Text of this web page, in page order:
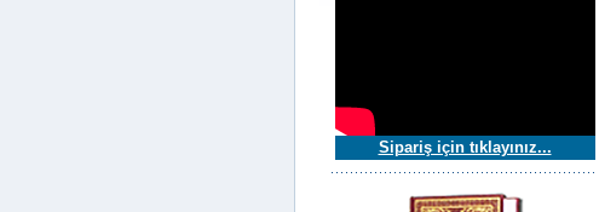
Sipariş için tıklayınız...